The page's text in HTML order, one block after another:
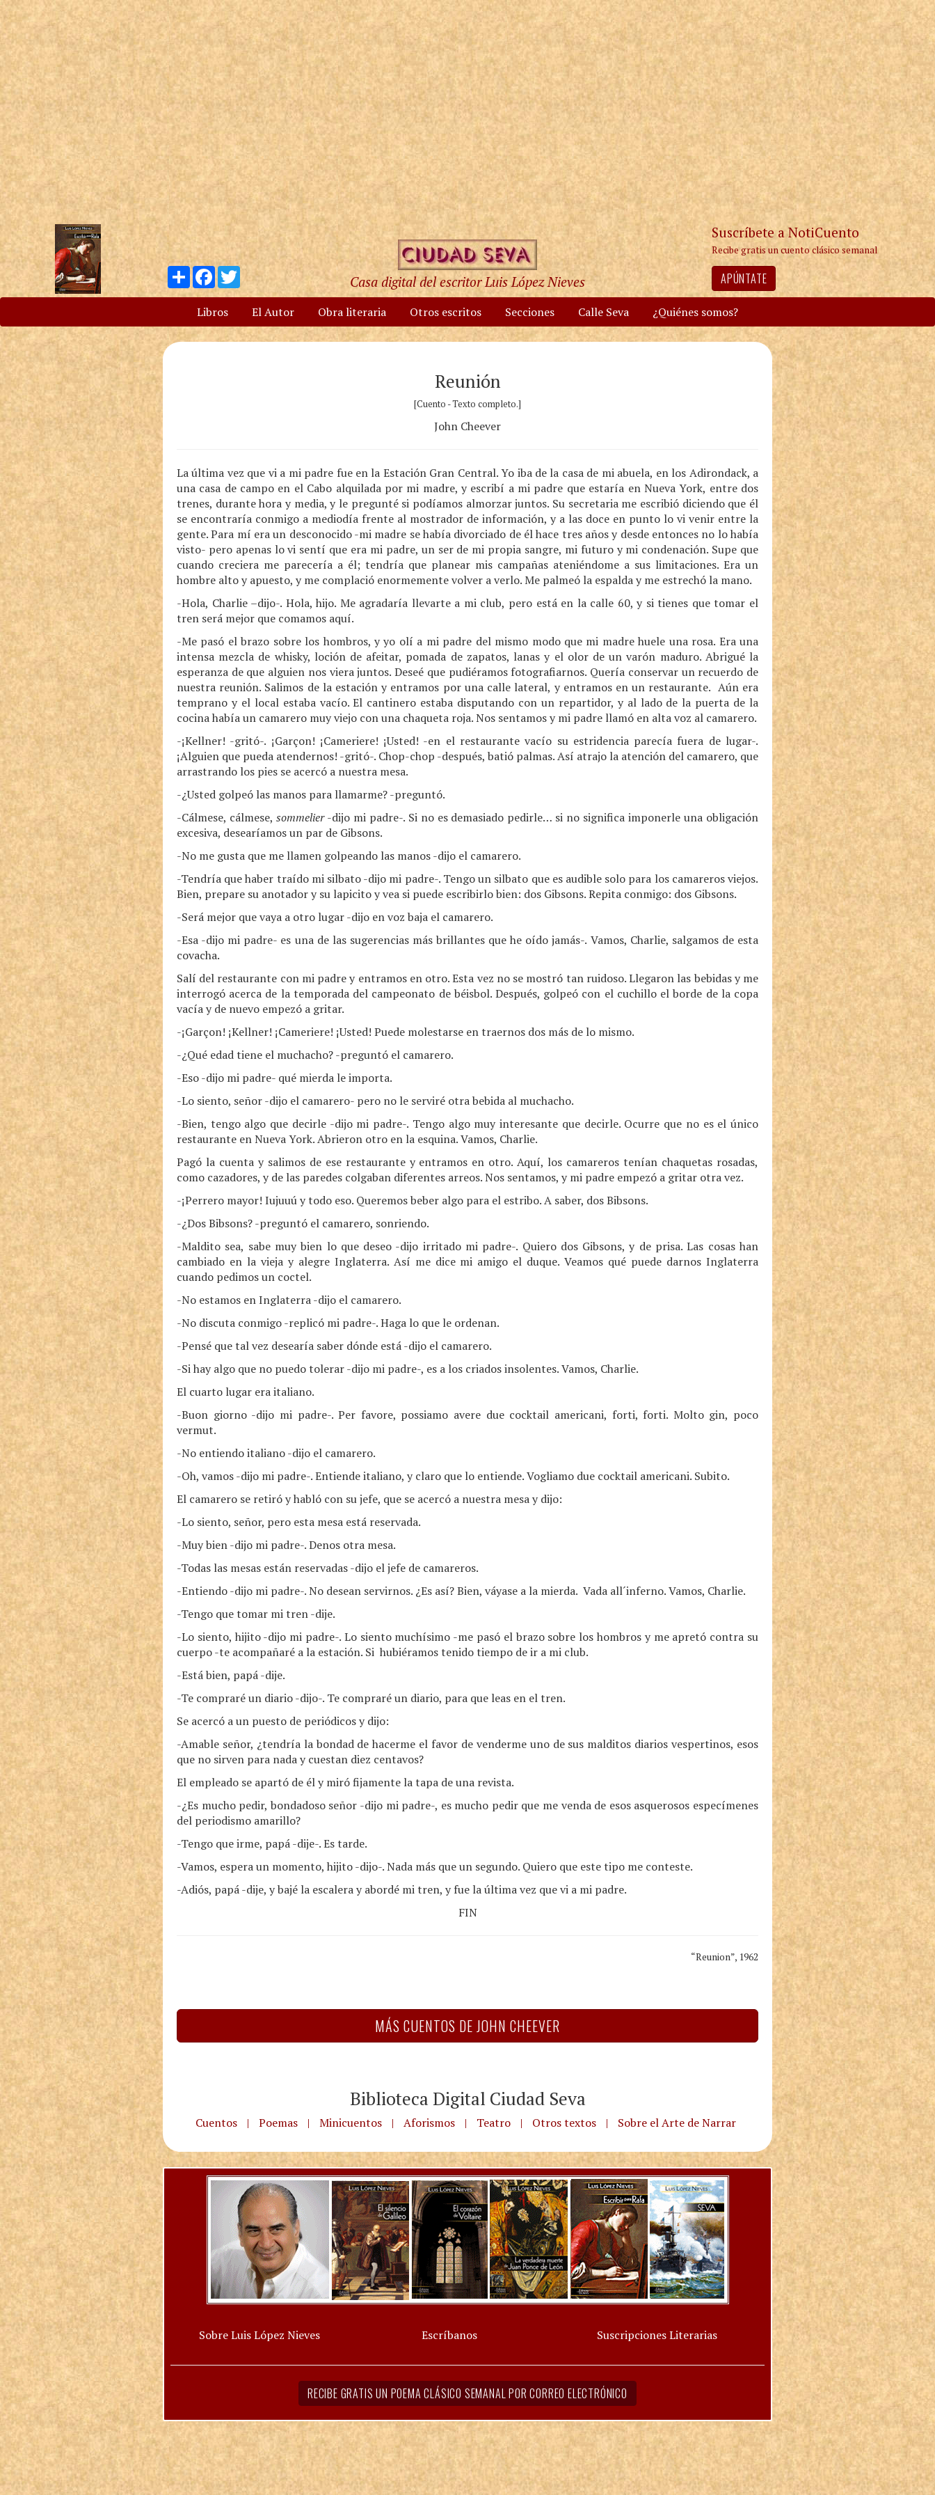
Compartir
Facebook
Twitter
Casa digital del escritor Luis López Nieves
Suscríbete a NotiCuento
Recibe gratis un cuento clásico semanal
APÚNTATE
Libros El Autor Obra literaria Otros escritos Secciones Calle Seva ¿Quiénes somos?
Reunión
[Cuento - Texto completo.]
John Cheever
La última vez que vi a mi padre fue en la Estación Gran Central. Yo iba de la casa de mi abuela, en los Adirondack, a
una casa de campo en el Cabo alquilada por mi madre, y escribí a mi padre que estaría en Nueva York, entre dos
trenes, durante hora y media, y le pregunté si podíamos almorzar juntos. Su secretaria me escribió diciendo que él
se encontraría conmigo a mediodía frente al mostrador de información, y a las doce en punto lo vi venir entre la
gente. Para mí era un desconocido -mi madre se había divorciado de él hace tres años y desde entonces no lo había
visto- pero apenas lo vi sentí que era mi padre, un ser de mi propia sangre, mi futuro y mi condenación. Supe que
cuando creciera me parecería a él; tendría que planear mis campañas ateniéndome a sus limitaciones. Era un
hombre alto y apuesto, y me complació enormemente volver a verlo. Me palmeó la espalda y me estrechó la mano.
-Hola, Charlie –dijo-. Hola, hijo. Me agradaría llevarte a mi club, pero está en la calle 60, y si tienes que tomar el
tren será mejor que comamos aquí.
-Me pasó el brazo sobre los hombros, y yo olí a mi padre del mismo modo que mi madre huele una rosa. Era una
intensa mezcla de whisky, loción de afeitar, pomada de zapatos, lanas y el olor de un varón maduro. Abrigué la
esperanza de que alguien nos viera juntos. Deseé que pudiéramos fotografiarnos. Quería conservar un recuerdo de
nuestra reunión. Salimos de la estación y entramos por una calle lateral, y entramos en un restaurante. Aún era
temprano y el local estaba vacío. El cantinero estaba disputando con un repartidor, y al lado de la puerta de la
cocina había un camarero muy viejo con una chaqueta roja. Nos sentamos y mi padre llamó en alta voz al camarero.
-¡Kellner! -gritó-. ¡Garçon! ¡Cameriere! ¡Usted! -en el restaurante vacío su estridencia parecía fuera de lugar-.
¡Alguien que pueda atendernos! -gritó-. Chop-chop -después, batió palmas. Así atrajo la atención del camarero, que
arrastrando los pies se acercó a nuestra mesa.
-¿Usted golpeó las manos para llamarme? -preguntó.
-Cálmese, cálmese, sommelier-dijo mi padre-. Si no es demasiado pedirle… si no significa imponerle una obligación
excesiva, desearíamos un par de Gibsons.
-No me gusta que me llamen golpeando las manos -dijo el camarero.
-Tendría que haber traído mi silbato -dijo mi padre-. Tengo un silbato que es audible solo para los camareros viejos.
Bien, prepare su anotador y su lapicito y vea si puede escribirlo bien: dos Gibsons. Repita conmigo: dos Gibsons.
-Será mejor que vaya a otro lugar -dijo en voz baja el camarero.
-Esa -dijo mi padre- es una de las sugerencias más brillantes que he oído jamás-. Vamos, Charlie, salgamos de esta
covacha.
Salí del restaurante con mi padre y entramos en otro. Esta vez no se mostró tan ruidoso. Llegaron las bebidas y me
interrogó acerca de la temporada del campeonato de béisbol. Después, golpeó con el cuchillo el borde de la copa
vacía y de nuevo empezó a gritar.
-¡Garçon! ¡Kellner! ¡Cameriere! ¡Usted! Puede molestarse en traernos dos más de lo mismo.
-¿Qué edad tiene el muchacho? -preguntó el camarero.
-Eso -dijo mi padre- qué mierda le importa.
-Lo siento, señor -dijo el camarero- pero no le serviré otra bebida al muchacho.
-Bien, tengo algo que decirle -dijo mi padre-. Tengo algo muy interesante que decirle. Ocurre que no es el único
restaurante en Nueva York. Abrieron otro en la esquina. Vamos, Charlie.
Pagó la cuenta y salimos de ese restaurante y entramos en otro. Aquí, los camareros tenían chaquetas rosadas,
como cazadores, y de las paredes colgaban diferentes arreos. Nos sentamos, y mi padre empezó a gritar otra vez.
-¡Perrero mayor! Iujuuú y todo eso. Queremos beber algo para el estribo. A saber, dos Bibsons.
-¿Dos Bibsons? -preguntó el camarero, sonriendo.
-Maldito sea, sabe muy bien lo que deseo -dijo irritado mi padre-. Quiero dos Gibsons, y de prisa. Las cosas han
cambiado en la vieja y alegre Inglaterra. Así me dice mi amigo el duque. Veamos qué puede darnos Inglaterra
cuando pedimos un coctel.
-No estamos en Inglaterra -dijo el camarero.
-No discuta conmigo -replicó mi padre-. Haga lo que le ordenan.
-Pensé que tal vez desearía saber dónde está -dijo el camarero.
-Si hay algo que no puedo tolerar -dijo mi padre-, es a los criados insolentes. Vamos, Charlie.
El cuarto lugar era italiano.
-Buon giorno -dijo mi padre-. Per favore, possiamo avere due cocktail americani, forti, forti. Molto gin, poco
vermut.
-No entiendo italiano -dijo el camarero.
-Oh, vamos -dijo mi padre-. Entiende italiano, y claro que lo entiende. Vogliamo due cocktail americani. Subito.
El camarero se retiró y habló con su jefe, que se acercó a nuestra mesa y dijo:
-Lo siento, señor, pero esta mesa está reservada.
-Muy bien -dijo mi padre-. Denos otra mesa.
-Todas las mesas están reservadas -dijo el jefe de camareros.
-Entiendo -dijo mi padre-. No desean servirnos. ¿Es así? Bien, váyase a la mierda. Vada all´inferno. Vamos, Charlie.
-Tengo que tomar mi tren -dije.
-Lo siento, hijito -dijo mi padre-. Lo siento muchísimo -me pasó el brazo sobre los hombros y me apretó contra su
cuerpo -te acompañaré a la estación. Si hubiéramos tenido tiempo de ir a mi club.
-Está bien, papá -dije.
-Te compraré un diario -dijo-. Te compraré un diario, para que leas en el tren.
Se acercó a un puesto de periódicos y dijo:
-Amable señor, ¿tendría la bondad de hacerme el favor de venderme uno de sus malditos diarios vespertinos, esos
que no sirven para nada y cuestan diez centavos?
El empleado se apartó de él y miró fijamente la tapa de una revista.
-¿Es mucho pedir, bondadoso señor -dijo mi padre-, es mucho pedir que me venda de esos asquerosos especímenes
del periodismo amarillo?
-Tengo que irme, papá -dije-. Es tarde.
-Vamos, espera un momento, hijito -dijo-. Nada más que un segundo. Quiero que este tipo me conteste.
-Adiós, papá -dije, y bajé la escalera y abordé mi tren, y fue la última vez que vi a mi padre.
FIN
“Reunion”, 1962
MÁS CUENTOS DE JOHN CHEEVER
Biblioteca Digital Ciudad Seva
Cuentos | Poemas | Minicuentos | Aforismos | Teatro | Otros textos | Sobre el Arte de Narrar
Sobre Luis López Nieves Escríbanos Suscripciones Literarias
RECIBE GRATIS UN POEMA CLÁSICO SEMANAL POR CORREO ELECTRÓNICO